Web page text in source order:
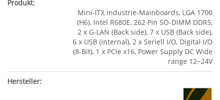
Mini-ITX Industrie-Mainboards, LGA 1700
(H6), Intel R680E, 262 Pin SO-DIMM DDR5,
2 x G-LAN (Back side), 7 x USB (Back side),
6 x USB (internal), 2 x Seriell I/O, Digital I/O
(8-Bit), 1 x PCIe x16, Power Supply DC Wide
range 12~24V